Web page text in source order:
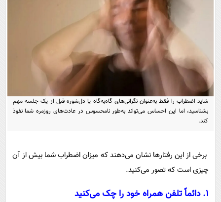
یک برش دانایی
محیط زیست
سفر و تفریح
علم و دانش
فناوری و It
اخبار کریپتو
قرآن
گوناگون
سرگرمی
مجله تصویری سلاح
فیلم
ورزش
سیاست
فناوری
داستان کوتاه
آموزش زبان
شاید اضطراب را فقط به‌عنوان نگرانی‌های گاه‌به‌گاه یا دل‌شوره قبل از یک جلسه مهم
بشناسید، اما این احساس می‌تواند به‌طور نامحسوس در عادت‌های روزمره شما نفوذ
کند.
برخی از این رفتارها نشان می‌دهند که میزان اضطراب شما بیش از آن
چیزی است که تصور می‌کنید.
۱. دائماً تلفن همراه خود را چک می‌کنید